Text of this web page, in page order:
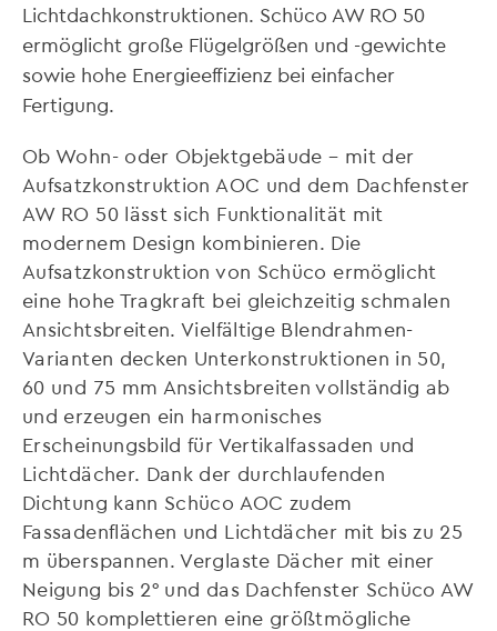
Lichtdachkonstruktionen. Schüco AW RO 50
ermöglicht große Flügelgrößen und -gewichte
sowie hohe Energieeffizienz bei einfacher
Fertigung.
Ob Wohn- oder Objektgebäude – mit der
Aufsatzkonstruktion AOC und dem Dachfenster
AW RO 50 lässt sich Funktionalität mit
modernem Design kombinieren. Die
Aufsatzkonstruktion von Schüco ermöglicht
eine hohe Tragkraft bei gleichzeitig schmalen
Ansichtsbreiten. Vielfältige Blendrahmen-
Varianten decken Unterkonstruktionen in 50,
60 und 75 mm Ansichtsbreiten vollständig ab
und erzeugen ein harmonisches
Erscheinungsbild für Vertikalfassaden und
Lichtdächer. Dank der durchlaufenden
Dichtung kann Schüco AOC zudem
Fassadenflächen und Lichtdächer mit bis zu 25
m überspannen. Verglaste Dächer mit einer
Neigung bis 2° und das Dachfenster Schüco AW
RO 50 komplettieren eine größtmögliche